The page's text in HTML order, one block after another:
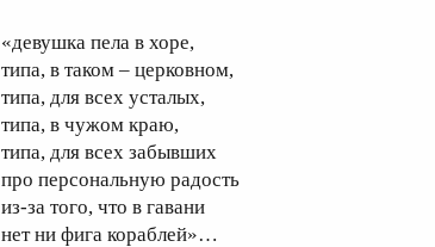
«девушка пела в хоре,
типа, в таком – церковном,
типа, для всех усталых,
типа, в чужом краю,
типа, для всех забывших
про персональную радость
из-за того, что в гавани
нет ни фига кораблей»…